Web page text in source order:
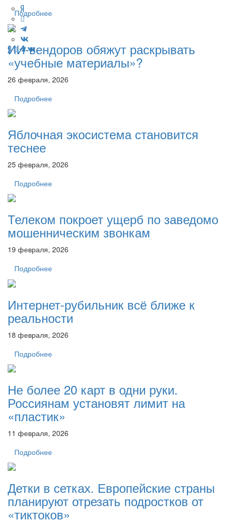
Подробнее
ИИ-вендоров обяжут раскрывать
«учебные материалы»?
26 февраля, 2026
Подробнее
Яблочная экосистема становится
теснее
25 февраля, 2026
Подробнее
Телеком покроет ущерб по заведомо
мошенническим звонкам
19 февраля, 2026
Подробнее
Интернет-рубильник всё ближе к
реальности
18 февраля, 2026
Подробнее
Не более 20 карт в одни руки.
Россиянам установят лимит на
«пластик»
11 февраля, 2026
Подробнее
Детки в сетках. Европейские страны
планируют отрезать подростков от
«тиктоков»